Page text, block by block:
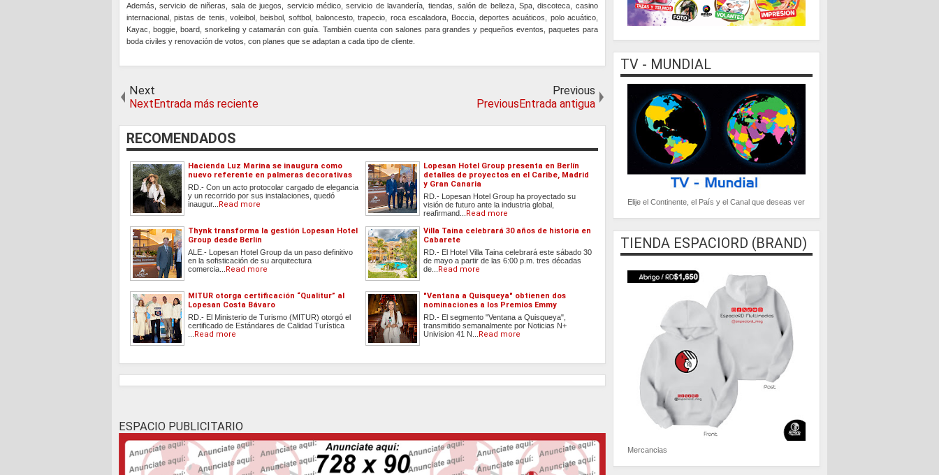
Además, servicio de niñeras, sala de juegos, servicio médico, servicio de lavandería, tiendas, salón de belleza, Spa, discoteca, casino
internacional, pistas de tenis, voleibol, beisbol, softbol, baloncesto, trapecio, roca escaladora, Boccia, deportes acuáticos, polo acuático,
Kayac, boggie, board, snorkeling y catamarán con guía. También cuenta con salones para grandes y pequeños eventos, paquetes para
boda civiles y renovación de votos, con planes que se adaptan a cada tipo de cliente.
Next
NextEntrada más reciente
Previous
PreviousEntrada antigua
RECOMENDADOS
Hacienda Luz Marina se inaugura como
nuevo referente en palmeras decorativas
RD.- Con un acto protocolar cargado de elegancia
y un recorrido por sus instalaciones, quedó
inaugur... Read more
Lopesan Hotel Group presenta en Berlín
detalles de proyectos en el Caribe, Madrid
y Gran Canaria
RD.- Lopesan Hotel Group ha proyectado su
visión de futuro ante la industria global,
reafirmand... Read more
Thynk transforma la gestión Lopesan Hotel
Group desde Berlin
ALE.- Lopesan Hotel Group da un paso definitivo
en la sofisticación de su arquitectura
comercia... Read more
Villa Taina celebrará 30 años de historia en
Cabarete
RD.- El Hotel Villa Taina celebrará este sábado 30
de mayo a partir de las 6:00 p.m. tres décadas
de... Read more
MITUR otorga certificación “Qualitur” al
Lopesan Costa Bávaro
RD.- El Ministerio de Turismo (MITUR) otorgó el
certificado de Estándares de Calidad Turística
Read more
"Ventana a Quisqueya" obtienen dos
nominaciones a los Premios Emmy
RD.- El segmento "Ventana a Quisqueya",
transmitido semanalmente por Noticias N+
Univision 41 N... Read more
ESPACIO PUBLICITARIO
TV - MUNDIAL
Elije el Continente, el País y el Canal que deseas ver
TIENDA ESPACIORD (BRAND)
Mercancias